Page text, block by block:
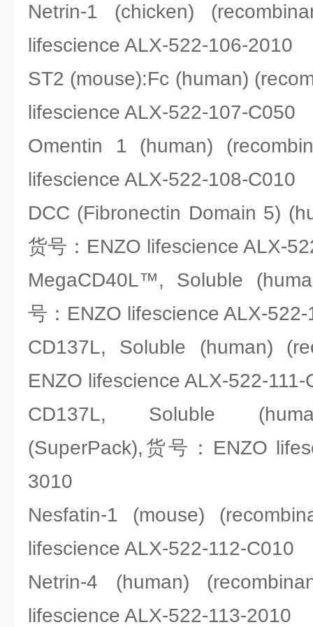
Netrin-1 (chicken)
lifescience ALX-522-106-2010
ST2 (mouse):Fc (human)
lifescience ALX-522-107-C050
Omentin 1 (human)
lifescience ALX-522-108-C010
DCC (Fibronectin Domain 5)
货号：ENZO lifescience ALX-
MegaCD40L™, Soluble
号：ENZO lifescience ALX-522-
CD137L, Soluble (human)
ENZO lifescience ALX-522-111-
CD137L, Soluble
(SuperPack),货号：ENZO
3010
Nesfatin-1 (mouse)
lifescience ALX-522-112-C010
Netrin-4 (human)
lifescience ALX-522-113-2010